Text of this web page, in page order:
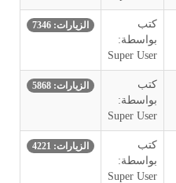
كتب
بواسطة:
Super User
الزيارات: 7346
كتب
بواسطة:
Super User
الزيارات: 5868
كتب
بواسطة:
Super User
الزيارات: 4221